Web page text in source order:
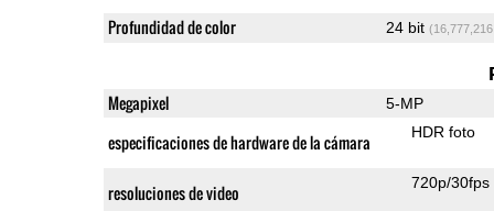
Profundidad de color 24 bit
Megapixel 5-MP
especificaciones de hardware de la cámara HDR foto
resoluciones de video 720p/30fps